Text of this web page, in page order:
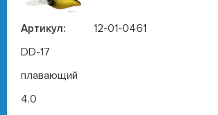
Артикул:
12-01-0461
DD-17
плавающий
4.0